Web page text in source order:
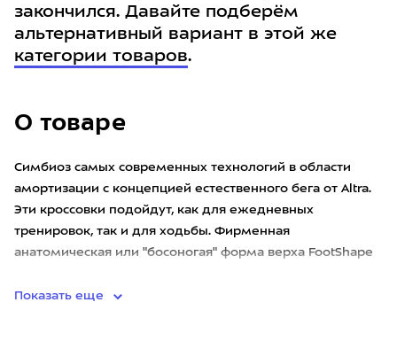
О товаре
Симбиоз самых современных технологий в области
амортизации с концепцией естественного бега от Altra.
Эти кроссовки подойдут, как для ежедневных
тренировок, так и для ходьбы. Фирменная
анатомическая или "босоногая" форма верха FootShape
Показать еще
закончился. Давайте подберём
альтернативный вариант в этой же
категории товаров.